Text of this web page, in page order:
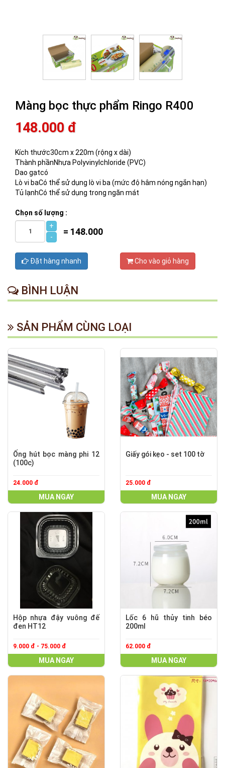
Màng bọc thực phẩm Ringo R400
148.000 đ
Kích thước30cm x 220m (rộng x dài)
Thành phầnNhựa Polyvinylchloride (PVC)
Dao gạtcó
Lò vi baCó thể sử dụng lò vi ba (mức độ hâm nóng ngắn hạn)
Tủ lạnhCó thể sử dụng trong ngăn mát
Chọn số lượng :
+
-
= 148.000
Đặt hàng nhanh Cho vào giỏ hàng
BÌNH LUẬN
SẢN PHẨM CÙNG LOẠI
Ống hút bọc màng phi 12
(100c)
24.000 đ
MUA NGAY
Giấy gói kẹo - set 100 tờ
25.000 đ
MUA NGAY
Hộp nhựa đậy vuông đế
đen HT12
9.000 đ - 75.000 đ
MUA NGAY
Lốc 6 hũ thủy tinh béo
200ml
62.000 đ
MUA NGAY